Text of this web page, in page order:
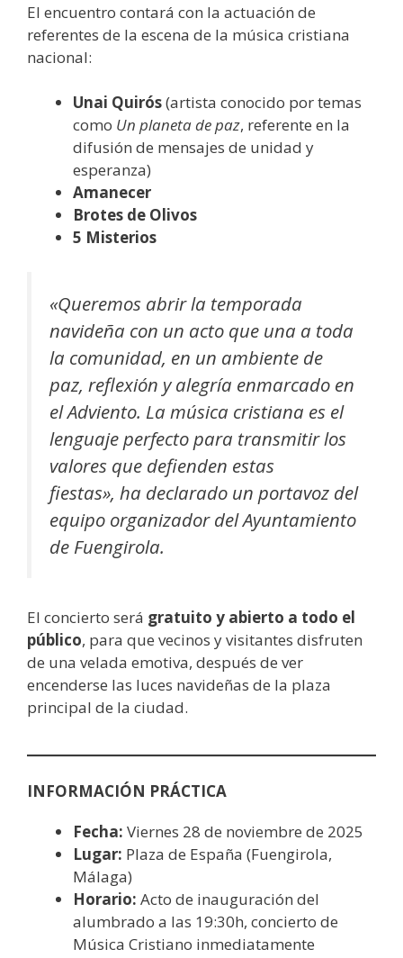
El encuentro contará con la actuación de
referentes de la escena de la música cristiana
nacional:
Unai Quirós(artista conocido por temas
como Un planeta de paz, referente en la
difusión de mensajes de unidad y
esperanza)
Amanecer
Brotes de Olivos
5 Misterios
«Queremos abrir la temporada
navideña con un acto que una a toda
la comunidad, en un ambiente de
paz, reflexión y alegría enmarcado en
el Adviento. La música cristiana es el
lenguaje perfecto para transmitir los
valores que defienden estas
fiestas», ha declarado un portavoz del
equipo organizador del Ayuntamiento
de Fuengirola.
El concierto será gratuito y abierto a todo el
público, para que vecinos y visitantes disfruten
de una velada emotiva, después de ver
encenderse las luces navideñas de la plaza
principal de la ciudad.
INFORMACIÓN PRÁCTICA
Fecha: Viernes 28 de noviembre de 2025
Lugar: Plaza de España (Fuengirola,
Málaga)
Horario: Acto de inauguración del
alumbrado a las 19:30h, concierto de
Música Cristiano inmediatamente